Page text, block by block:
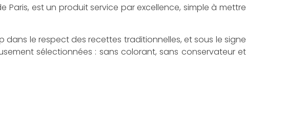
Paris, est un produit service par excellence, simple à mettre
dans le respect des recettes traditionnelles, et sous le signe
sélectionnées : sans colorant, sans conservateur et